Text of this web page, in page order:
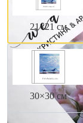
21×21 см
30×30 см